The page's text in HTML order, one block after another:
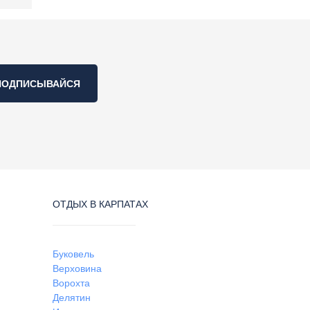
ОТДЫХ В КАРПАТАХ
Буковель
Верховина
Ворохта
Делятин